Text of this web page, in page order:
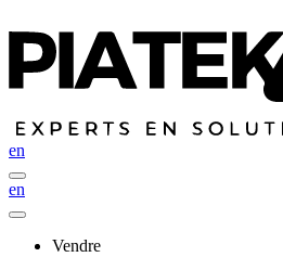
en
en
Vendre